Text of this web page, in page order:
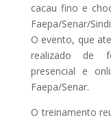
cacau fino e
Faepa/Senar/
O evento, que
realizado de
presencial e
Faepa/Senar.
O treinamento